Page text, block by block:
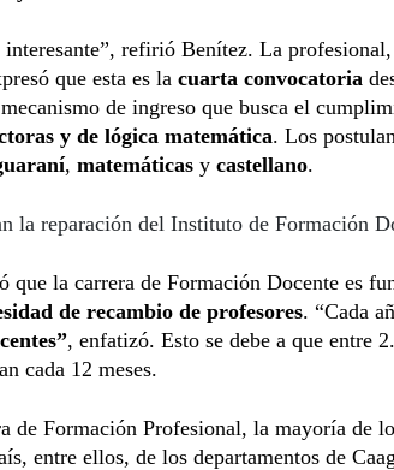
interesante”, refirió Benítez. La
que esta es la cuarta convocatoria
de ingreso que busca el
y de lógica matemática. Los
, matemáticas y castellano.
la reparación del Instituto de Formación
que la carrera de Formación Docente es
de recambio de profesores. “Cada
, enfatizó. Esto se debe a que entre
cada 12 meses.
de Formación Profesional, la mayoría de
entre ellos, de los departamentos de